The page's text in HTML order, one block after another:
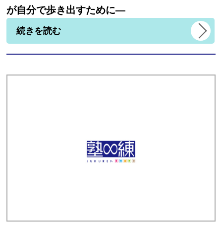
が自分で歩き出すために―
続きを読む